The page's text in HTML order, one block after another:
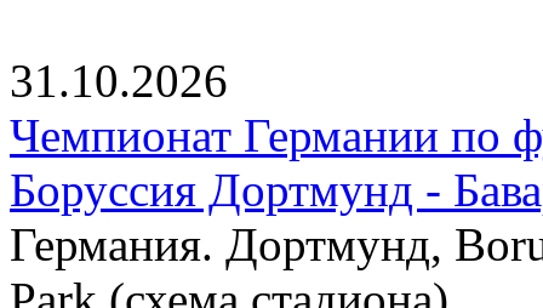
31.10.2026
Чемпионат Германии по
Боруссия Дортмунд -
Германия. Дортмунд,